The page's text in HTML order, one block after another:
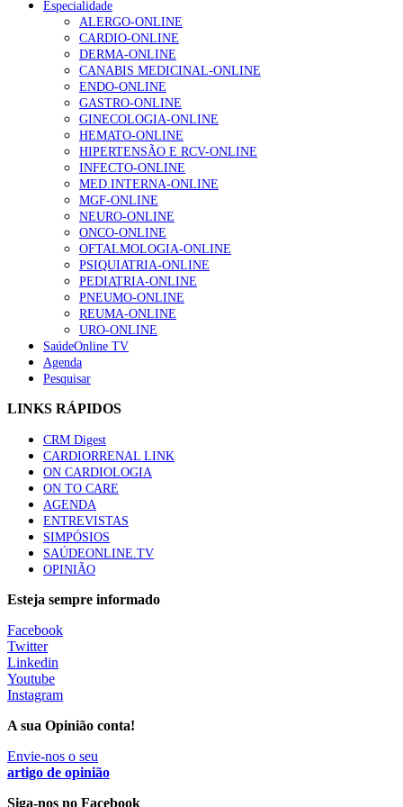
NOTÍCIAS MAIS LIDAS
Enfermagem Forense. “Da urgência ao tribunal, cada
gesto conta e cada profissional faz a diferença”
202 visualizações
Alguns milhares de utentes podem ficar sem médico de
família com nova regras do registo, alerta associação
155 visualizações
1.º Episódio do Podcast “Frequência Cardio – Sintoniza-
te na Insuficiência Cardíaca” da Bayer
99 visualizações
“Os programas de rastreio do cancro do pulmão são
custo-efetivos e representam um investimento
sustentável para os sistemas de saúde”
Quase quatro em cada dez doentes com enfarte
apresentavam níveis elevados de Lp(a), revela estudo
86 visualizações
Trodelvy aprovado para primeira linha no cancro da
mama triplo negativo metastático em doentes não
61 visualizações
MAIS NOTÍCIAS
Quase 11.900 jovens recorreram aos cheques psicólogo e
nutricionista no primeiro mês
ULS de Coimbra estreia cirurgia endoscópica do ouvido com
Especialidade
ALERGO-ONLINE
CARDIO-ONLINE
DERMA-ONLINE
CANABIS MEDICINAL-ONLINE
ENDO-ONLINE
GASTRO-ONLINE
GINECOLOGIA-ONLINE
HEMATO-ONLINE
HIPERTENSÃO E RCV-ONLINE
INFECTO-ONLINE
MED.INTERNA-ONLINE
MGF-ONLINE
NEURO-ONLINE
ONCO-ONLINE
OFTALMOLOGIA-ONLINE
PSIQUIATRIA-ONLINE
PEDIATRIA-ONLINE
PNEUMO-ONLINE
REUMA-ONLINE
URO-ONLINE
SaúdeOnline TV
Agenda
Pesquisar
LINKS RÁPIDOS
CRM Digest
CARDIORRENAL LINK
ON CARDIOLOGIA
ON TO CARE
AGENDA
ENTREVISTAS
SIMPÓSIOS
SAÚDEONLINE.TV
OPINIÃO
Esteja sempre informado
Facebook
Twitter
Linkedin
Youtube
Instagram
A sua Opinião conta!
Envie-nos o seu
artigo de opinião
Siga-nos no Facebook